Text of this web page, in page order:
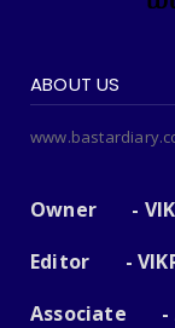
ABOUT US
Owner -
Editor -
Associate -